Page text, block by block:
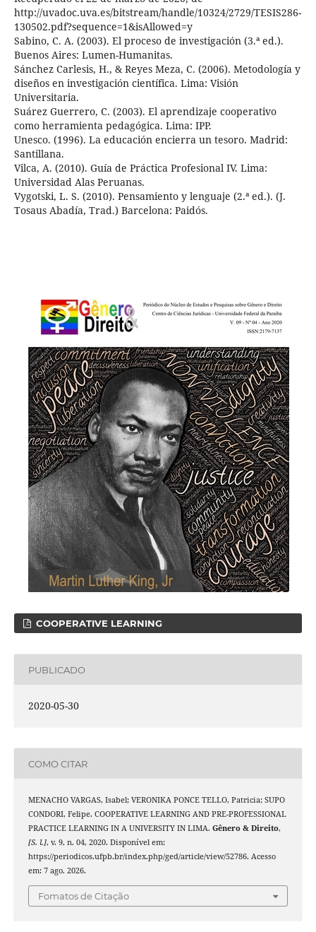
http://uvadoc.uva.es/bitstream/handle/10324/2729/TESIS286-
130502.pdf?sequence=1&isAllowed=y
Sabino, C. A. (2003). El proceso de investigación (3.ª ed.).
Buenos Aires: Lumen-Humanitas.
Sánchez Carlesis, H., & Reyes Meza, C. (2006). Metodología y
diseños en investigación científica. Lima: Visión
Universitaria.
Suárez Guerrero, C. (2003). El aprendizaje cooperativo
como herramienta pedagógica. Lima: IPP.
Unesco. (1996). La educación encierra un tesoro. Madrid:
Santillana.
Vilca, A. (2010). Guía de Práctica Profesional IV. Lima:
Universidad Alas Peruanas.
Vygotski, L. S. (2010). Pensamiento y lenguaje (2.ª ed.). (J.
Tosaus Abadía, Trad.) Barcelona: Paidós.
COOPERATIVE LEARNING
PUBLICADO
2020-05-30
COMO CITAR
MENACHO VARGAS, Isabel; VERONIKA PONCE TELLO, Patricia; SUPO
CONDORI, Felipe. COOPERATIVE LEARNING AND PRE-PROFESSIONAL
PRACTICE LEARNING IN A UNIVERSITY IN LIMA. Gênero & Direito,
[S. l.], v. 9, n. 04, 2020. Disponível em:
https://periodicos.ufpb.br/index.php/ged/article/view/52786. Acesso
em: 7 ago. 2026.
Fomatos de Citação